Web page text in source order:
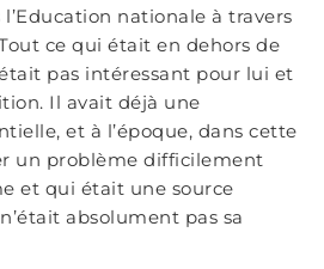
l’Education nationale à travers
ce qui était en dehors de
pas intéressant pour lui et
Il avait déjà une
et à l’époque, dans cette
un problème difficilement
et qui était une source
absolument pas sa